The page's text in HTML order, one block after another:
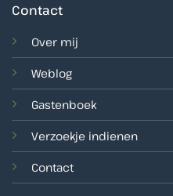
Contact
Over mij
Weblog
Gastenboek
Verzoekje indienen
Contact